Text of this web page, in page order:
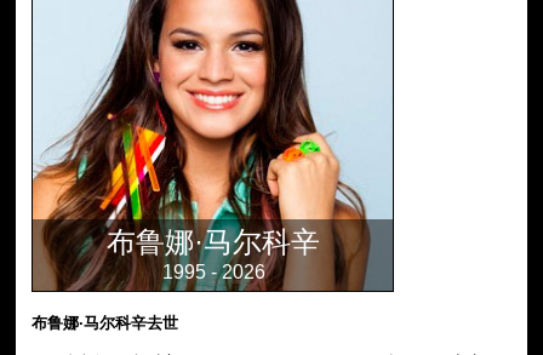
布鲁娜·马尔科辛
1995 - 2026
布鲁娜·马尔科辛去世